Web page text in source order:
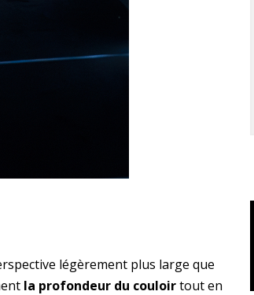
légèrement plus large que
la profondeur du couloirtout en